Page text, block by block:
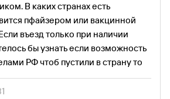
В каких странах есть
пфайзером или вакцинной
въезд только при наличии
бы узнать если возможность
РФ чтоб пустили в страну то